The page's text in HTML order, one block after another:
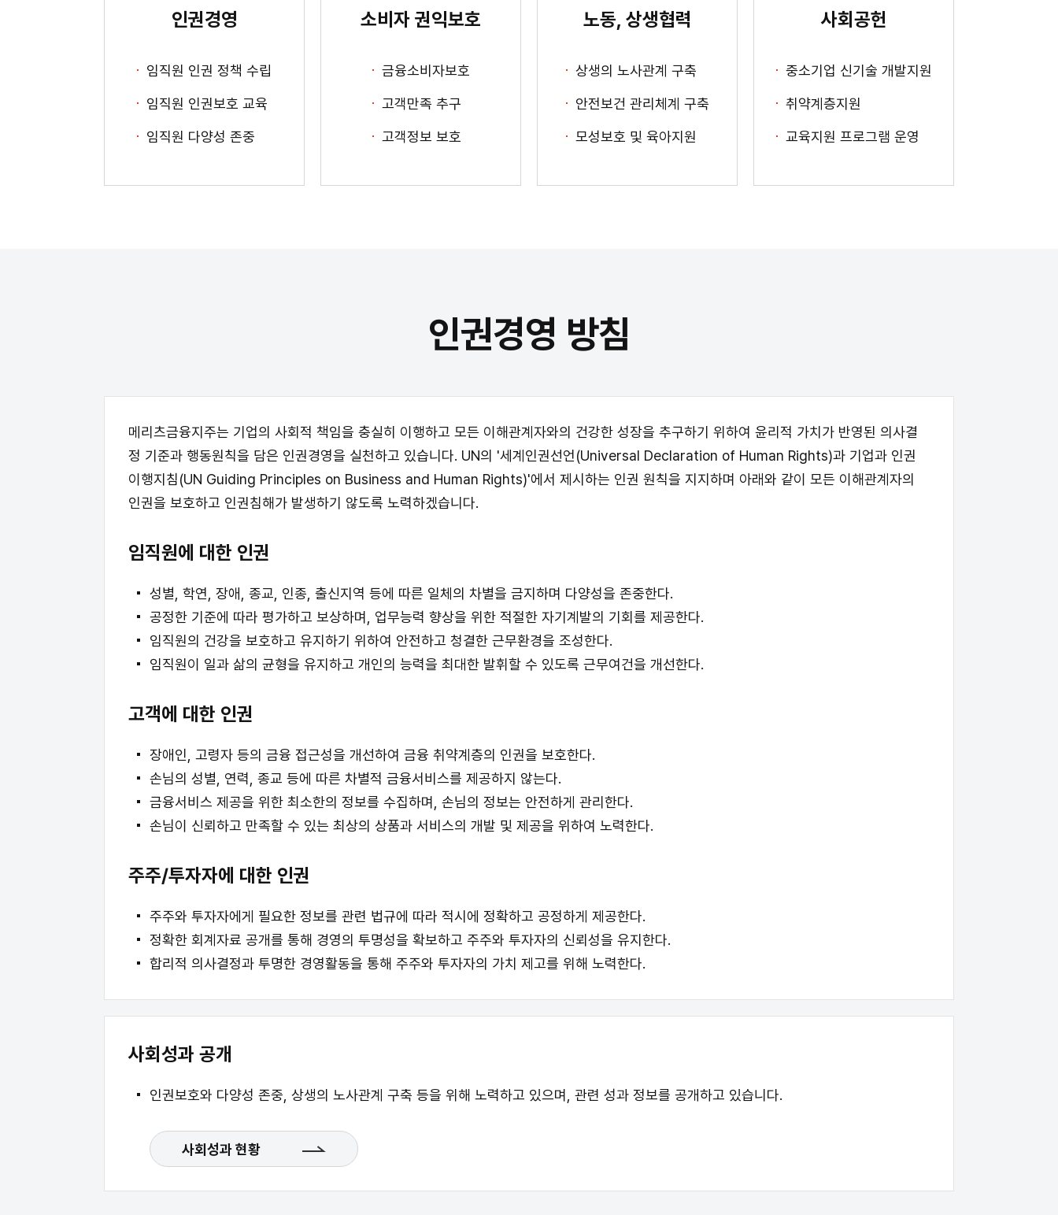
인권경영
임직원 인권 정책 수립
임직원 인권보호 교육
임직원 다양성 존중
소비자 권익보호
금융소비자보호
고객만족 추구
고객정보 보호
노동, 상생협력
상생의 노사관계 구축
안전보건 관리체계 구축
모성보호 및 육아지원
사회공헌
중소기업 신기술 개발지원
취약계층지원
교육지원 프로그램 운영
인권경영 방침
메리츠금융지주는 기업의 사회적 책임을 충실히 이행하고 모든 이해관계자와의 건강한 성장을 추구하기 위하여 윤리적 가치가 반영된 의사결
정 기준과 행동원칙을 담은 인권경영을 실천하고 있습니다. UN의 '세계인권선언(Universal Declaration of Human Rights)과 기업과 인권
이행지침(UN Guiding Principles on Business and Human Rights)'에서 제시하는 인권 원칙을 지지하며 아래와 같이 모든 이해관계자의
인권을 보호하고 인권침해가 발생하기 않도록 노력하겠습니다.
임직원에 대한 인권
성별, 학연, 장애, 종교, 인종, 출신지역 등에 따른 일체의 차별을 금지하며 다양성을 존중한다.
공정한 기준에 따라 평가하고 보상하며, 업무능력 향상을 위한 적절한 자기계발의 기회를 제공한다.
임직원의 건강을 보호하고 유지하기 위하여 안전하고 청결한 근무환경을 조성한다.
임직원이 일과 삶의 균형을 유지하고 개인의 능력을 최대한 발휘할 수 있도록 근무여건을 개선한다.
고객에 대한 인권
장애인, 고령자 등의 금융 접근성을 개선하여 금융 취약계층의 인권을 보호한다.
손님의 성별, 연력, 종교 등에 따른 차별적 금융서비스를 제공하지 않는다.
금융서비스 제공을 위한 최소한의 정보를 수집하며, 손님의 정보는 안전하게 관리한다.
손님이 신뢰하고 만족할 수 있는 최상의 상품과 서비스의 개발 및 제공을 위하여 노력한다.
주주/투자자에 대한 인권
주주와 투자자에게 필요한 정보를 관련 법규에 따라 적시에 정확하고 공정하게 제공한다.
정확한 회계자료 공개를 통해 경영의 투명성을 확보하고 주주와 투자자의 신뢰성을 유지한다.
합리적 의사결정과 투명한 경영활동을 통해 주주와 투자자의 가치 제고를 위해 노력한다.
사회성과 공개
인권보호와 다양성 존중, 상생의 노사관계 구축 등을 위해 노력하고 있으며, 관련 성과 정보를 공개하고 있습니다.
사회성과 현황